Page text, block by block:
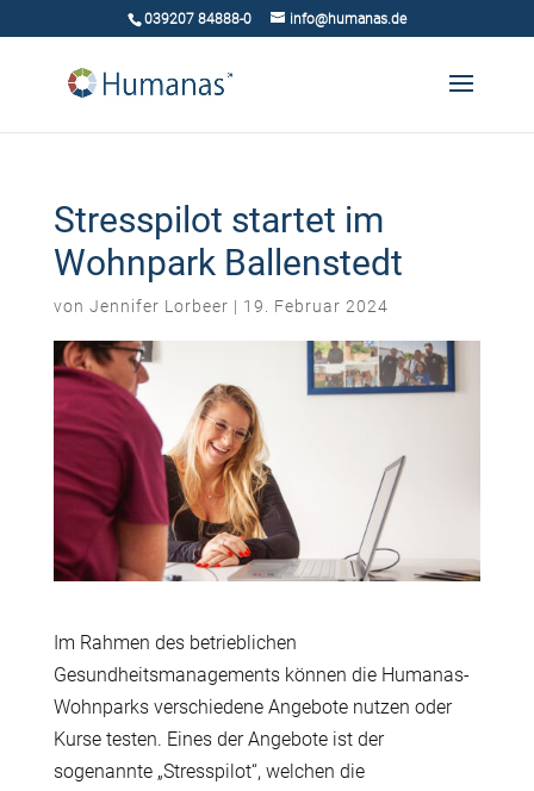
039207 84888-0 info@humanas.de
Stresspilot startet im
Wohnpark Ballenstedt
von Jennifer Lorbeer | 19. Februar 2024
Im Rahmen des betrieblichen
Gesundheitsmanagements können die Humanas-
Wohnparks verschiedene Angebote nutzen oder
Kurse testen. Eines der Angebote ist der
sogenannte „Stresspilot“, welchen die